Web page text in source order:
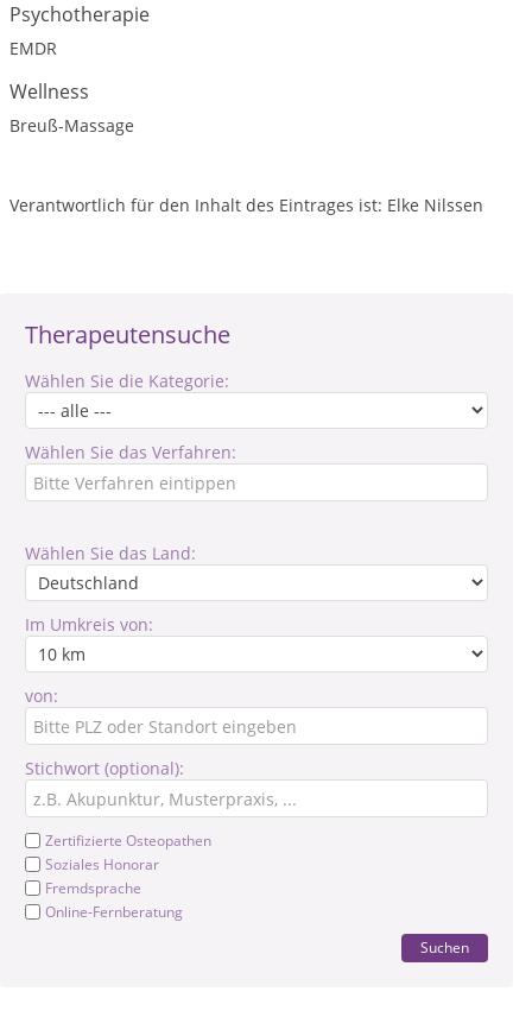
Therapeutensuche
Wählen Sie die Kategorie:
Wählen Sie das Verfahren:
Wählen Sie das Land:
Im Umkreis von:
von:
Stichwort (optional):
Zertifizierte Osteopathen
Soziales Honorar
Fremdsprache
Online-Fernberatung
Suchen
Psychotherapie
EMDR
Wellness
Breuß-Massage
Verantwortlich für den Inhalt des Eintrages ist: Elke Nilssen